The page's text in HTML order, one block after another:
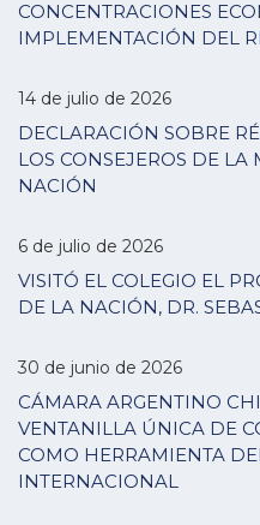
CONCENTRACIONES
IMPLEMENTACIÓN DEL
14 de julio de 2026
DECLARACIÓN SOBRE
LOS CONSEJEROS DE LA
NACIÓN
6 de julio de 2026
VISITÓ EL COLEGIO EL
DE LA NACIÓN, DR.
30 de junio de 2026
CÁMARA ARGENTINO
VENTANILLA ÚNICA DE
COMO HERRAMIENTA
INTERNACIONAL